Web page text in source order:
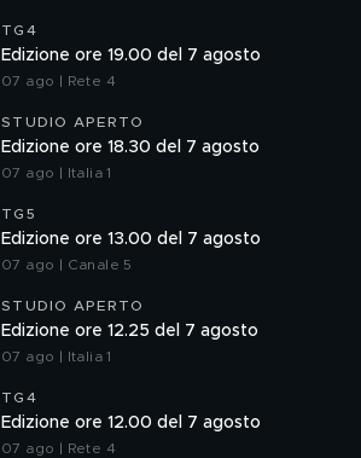
TG4
Edizione ore 19.00 del 7 agosto
07 ago | Rete 4
STUDIO APERTO
Edizione ore 18.30 del 7 agosto
07 ago | Italia 1
TG5
Edizione ore 13.00 del 7 agosto
07 ago | Canale 5
STUDIO APERTO
Edizione ore 12.25 del 7 agosto
07 ago | Italia 1
TG4
Edizione ore 12.00 del 7 agosto
07 ago | Rete 4